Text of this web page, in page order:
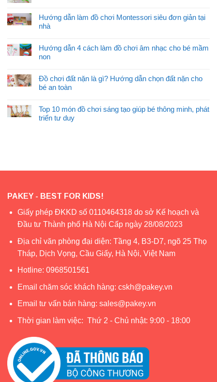
Hướng dẫn làm đồ chơi Montessori siêu đơn giản tại
nhà
Hướng dẫn 4 cách làm đồ chơi âm nhạc cho bé mầm
non
Đồ chơi đất nặn là gì? Hướng dẫn chọn đất nặn cho
bé an toàn
Top 10 món đồ chơi sáng tạo giúp bé thông minh, phát
triển tư duy
PAKEY - BEST FOR KIDS!
Giấy phép ĐKKD số 0110464318 do sở Kế hoạch và
Đầu tư Thành phố Hà Nội Cấp ngày 28/08/2023
Địa chỉ văn phòng đại diện: Tầng 4, B3-D7, ngõ 25 Thọ
Tháp, Dịch Vọng, Cầu Giấy, Hà Nội, Việt Nam
Hotline: 0968501561
Email chăm sóc khách hàng: cskh@pakey.vn
Email tư vấn bán hàng: sales@pakey.vn
Thời gian làm việc: Thứ 2 - Chủ nhật: 9:00 - 18:00